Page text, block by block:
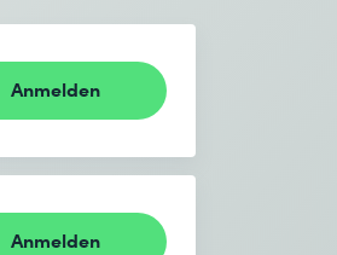
Anmelden
Anmelden